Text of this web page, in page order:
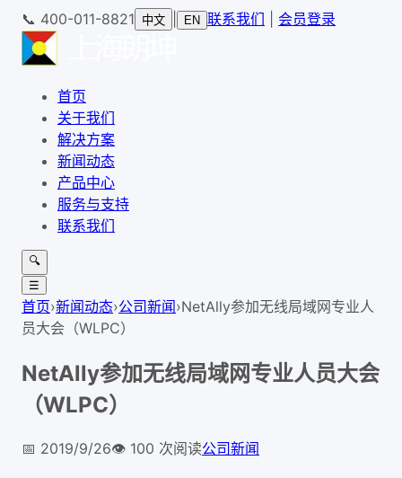
📞 400-011-8821 中文 EN 联系我们 会员登录
首页
关于我们
解决方案
新闻动态
产品中心
服务与支持
联系我们
🔍
☰
首页›新闻动态›公司新闻›NetAlly参加无线局域网专业人
员大会（WLPC）
NetAlly参加无线局域网专业人员大会
（WLPC）
📅 2019/9/26👁️ 100 次阅读公司新闻